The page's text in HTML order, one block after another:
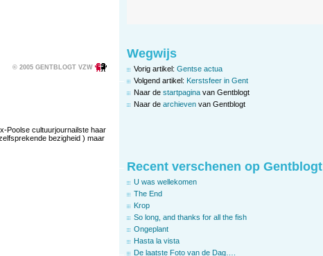
© 2005 GENTBLOGT VZW
Poolse cultuurjournailste haar
bezigheid ) maar
Wegwijs
Vorig artikel: Gentse actua
Volgend artikel: Kerstsfeer in Gent
Naar de startpagina van Gentblogt
Naar de archieven van Gentblogt
Recent verschenen op Gentblogt
U was wellekomen
The End
Krop
So long, and thanks for all the fish
Ongeplant
Hasta la vista
De laatste Foto van de Dag….